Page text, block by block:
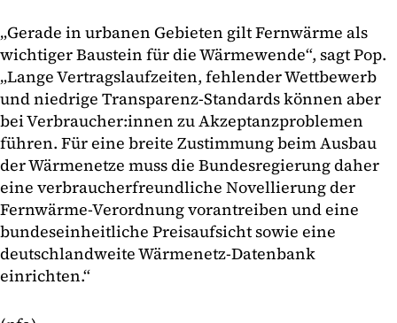
„Gerade in urbanen Gebieten gilt Fernwärme als
wichtiger Baustein für die Wärmewende“, sagt Pop.
„Lange Vertragslaufzeiten, fehlender Wettbewerb
und niedrige Transparenz-Standards können aber
bei Verbraucher:innen zu Akzeptanzproblemen
führen. Für eine breite Zustimmung beim Ausbau
der Wärmenetze muss die Bundesregierung daher
eine verbraucherfreundliche Novellierung der
Fernwärme-Verordnung vorantreiben und eine
bundeseinheitliche Preisaufsicht sowie eine
deutschlandweite Wärmenetz-Datenbank
einrichten.“